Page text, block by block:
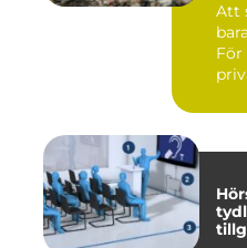
Att